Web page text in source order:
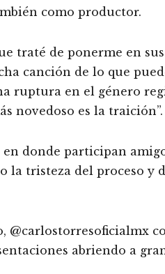
como productor.
traté de ponerme en
canción de lo que
ruptura en el género
novedoso es la traición”.
donde participan
la tristeza del proceso y
@carlostorresoficialmx
abriendo a